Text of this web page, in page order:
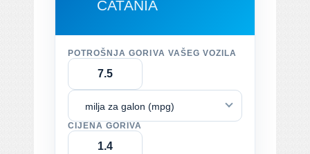
CATANIA
POTROŠNJA GORIVA VAŠEG VOZILA
milja za galon (mpg)
CIJENA GORIVA